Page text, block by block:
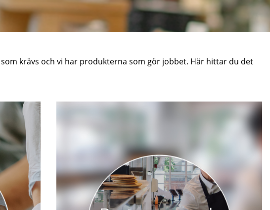
krävs och vi har produkterna som gör jobbet. Här hittar du det